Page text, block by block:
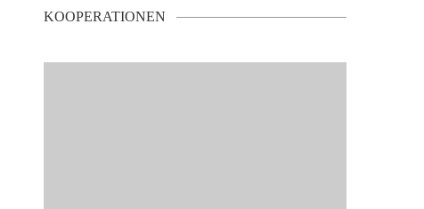
KOOPERATIONEN